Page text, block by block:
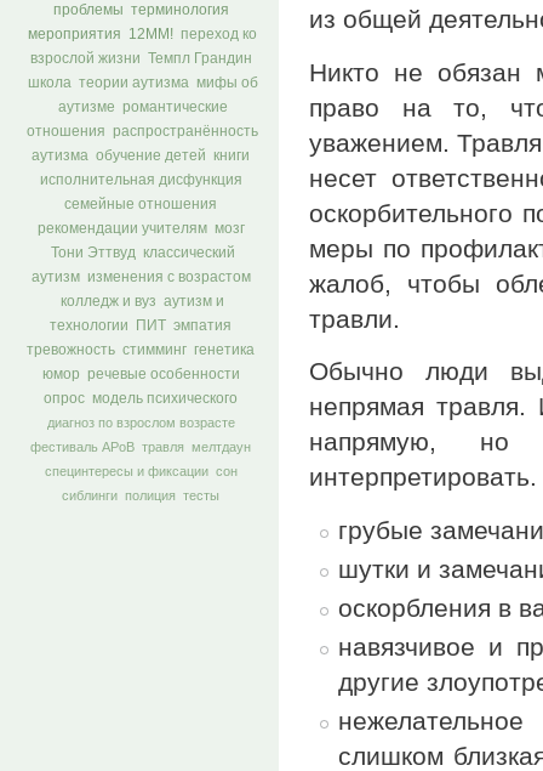
проблемы терминология
мероприятия 12ММ! переход ко
взрослой жизни
Темпл Грандин
школа теории аутизма
мифы об
аутизме
романтические
отношения
распространённость
аутизма обучение детей
книги
исполнительная дисфункция
семейные отношения
рекомендации учителям
мозг
Тони Эттвуд
классический
аутизм
изменения с возрастом
колледж и вуз аутизм и
технологии
ПИТ
эмпатия
тревожность стимминг генетика
юмор
речевые особенности
опрос модель психического
диагноз по взрослом возрасте
фестиваль АРоВ травля мелтдаун
специнтересы и фиксации сон
сиблинги полиция тесты
из общей
Никто не обязан
право на то,
уважением.
несет
оскорбительного
меры по
жалоб, чтобы
травли.
Обычно люди
непрямая травля.
напрямую, но
грубые
шутки и
оскорбления в
навязчивое и
другие
слишком